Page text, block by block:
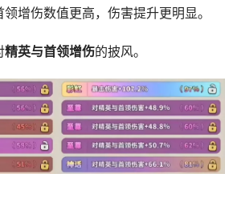
增伤数值更高，伤害提升更明显。
精英与首领增伤的披风。